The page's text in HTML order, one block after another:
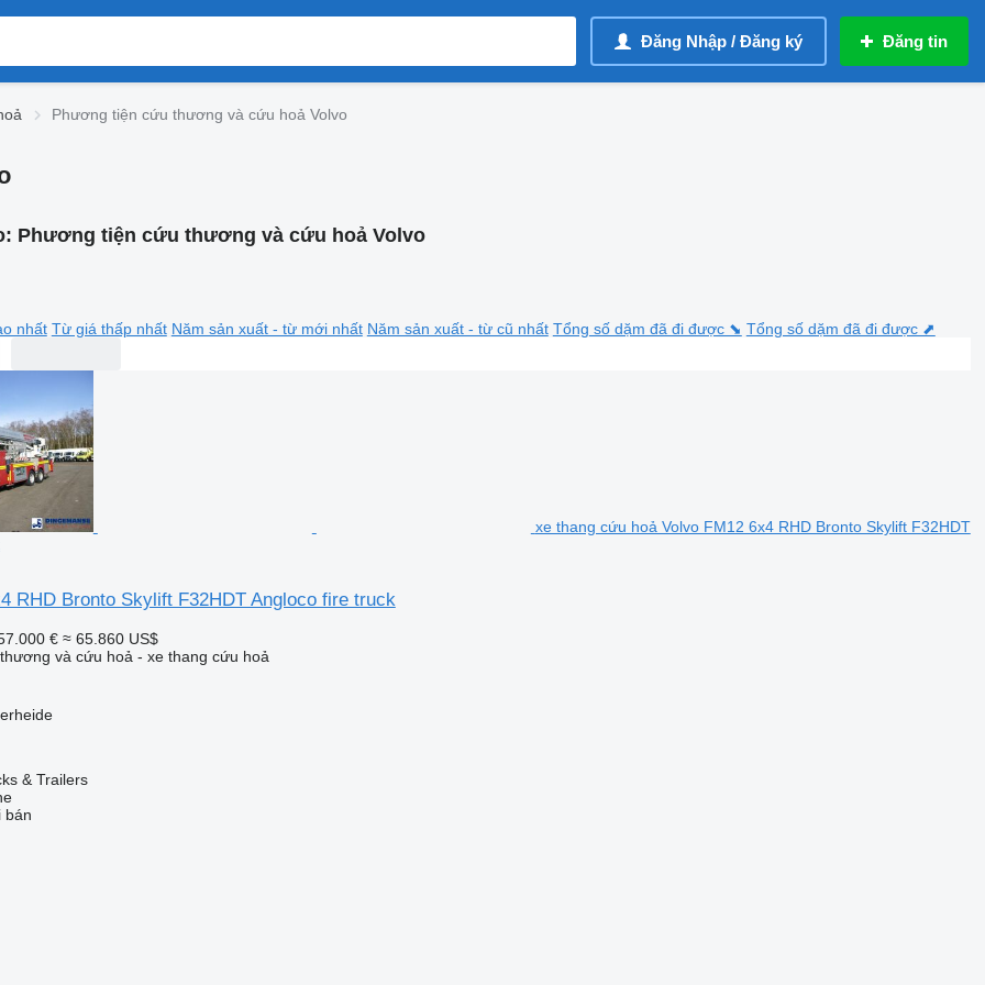
Đăng Nhập / Đăng ký Đăng tin
Phương tiện cứu thương và cứu hoả Volvo
Phương tiện cứu thương và cứu hoả Volvo
nhất Từ giá thấp nhất Năm sản xuất - từ mới nhất Năm sản xuất - từ cũ nhất Tổng số dặm đã đi được ⬊ Tổng số dặm đã đi được ⬈
xe thang cứu hoả Volvo FM12 6x4 RHD Bronto Skylift F32HDT
RHD Bronto Skylift F32HDT Angloco fire truck
€ ≈ 65.860 US$
và cứu hoả - xe thang cứu hoả
& Trailers
bán